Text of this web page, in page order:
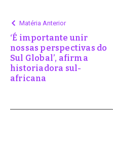
Matéria Anterior
‘É importante unir
nossas perspectivas do
Sul Global’, afirma
historiadora sul-
africana